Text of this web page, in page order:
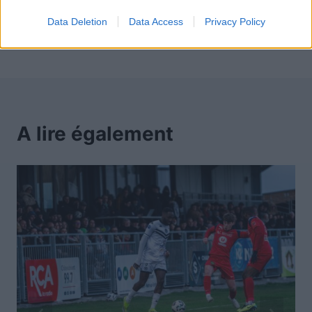
Data Deletion Data Access Privacy Policy
l’Olympique est de
A lire également